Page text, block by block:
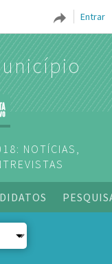
Entrar
NOTÍCIAS,